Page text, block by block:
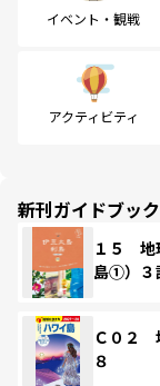
イベント・観戦
アクティビティ
新刊ガイドブック
１５ 地
島①）３
Ｃ０２
８